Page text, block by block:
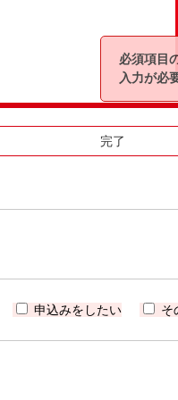
完了
申込みをしたい そ
必須項目
入力が必